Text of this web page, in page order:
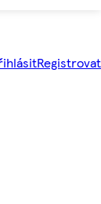
Registrovat